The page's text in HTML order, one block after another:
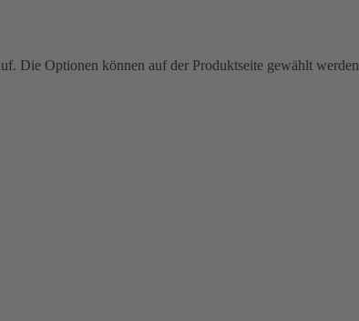
Die Optionen können auf der Produktseite gewählt werden